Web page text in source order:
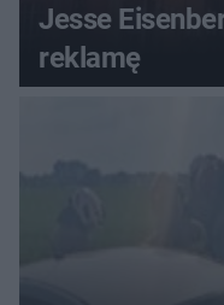
Jesse
reklamę